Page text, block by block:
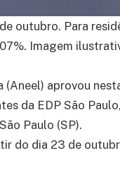
outubro. Para
Imagem
aprovou
da EDP São
Paulo (SP).
do dia 23 de